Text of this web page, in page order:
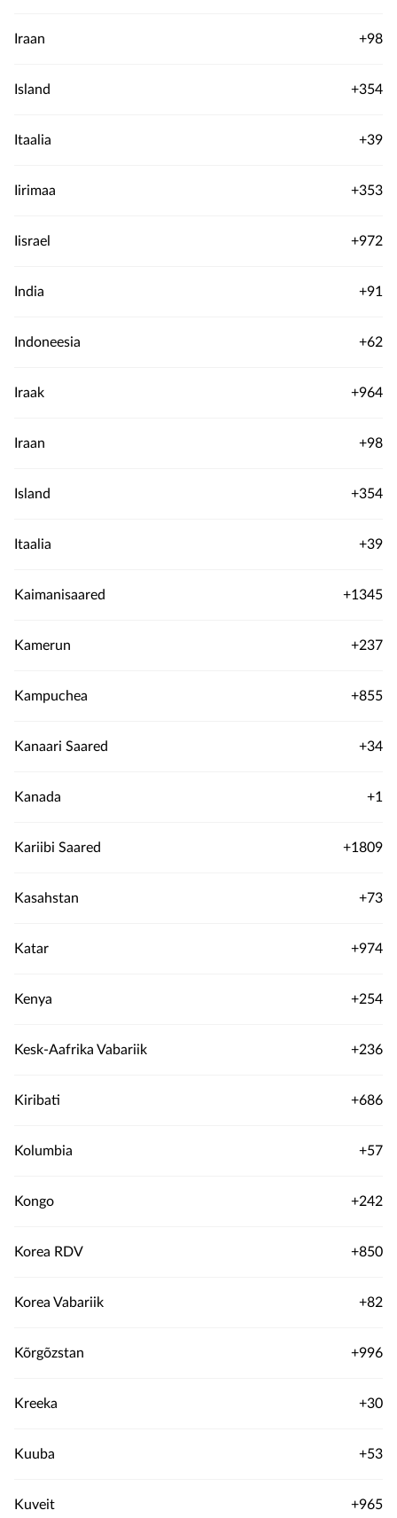
Iraan +98
Island +354
Itaalia +39
Iirimaa +353
Iisrael +972
India +91
Indoneesia +62
Iraak +964
Iraan +98
Island +354
Itaalia +39
Kaimanisaared +1345
Kamerun +237
Kampuchea +855
Kanaari Saared +34
Kanada +1
Kariibi Saared +1809
Kasahstan +73
Katar +974
Kenya +254
Kesk-Aafrika Vabariik +236
Kiribati +686
Kolumbia +57
Kongo +242
Korea RDV +850
Korea Vabariik +82
Kõrgõzstan +996
Kreeka +30
Kuuba +53
Kuveit +965